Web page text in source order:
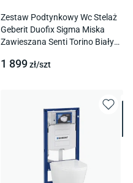
Zestaw Podtynkowy Wc Stelaż
Geberit Duofix Sigma Miska
Zawieszana Senti Torino Biały
1 899zł/szt